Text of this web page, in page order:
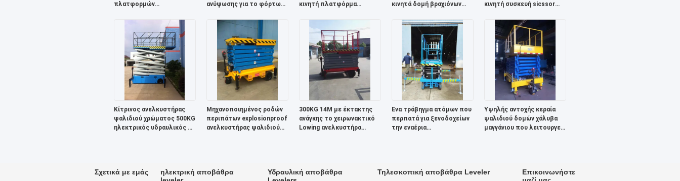
πλατφορμών
παλετών αποβαθρών
φόρτωσης
ανύψωσης για το φόρτωμα
κινητή πλατφόρμα
κινητά δομή βραχιόνων
πλατφορμών
1800*1000mm
κινητή συσκευή sicssor
Κίτρινος ανελκυστήρας
ψαλιδιού χρώματος 500KG
ηλεκτρικός υδραυλικός με
Μηχανοποιημένος ροδών
περιπάτων explosionproof
ανελκυστήρας ψαλιδιού
300KG 14M με έκτακτης
ανάγκης το χειρωνακτικό
Lowing ανελκυστήρα
Ένα τράβηγμα ατόμων που
περπατά για ξενοδοχείων
την εναέρια
Υψηλής αντοχής κεραία
ψαλιδιού δομών χάλυβα
μαγγάνιου που λειτουργεί
Σχετικά με εμάς
ηλεκτρική αποβάθρα
Υδραυλική αποβάθρα
Τηλεσκοπική αποβάθρα Leveler
Επικοινωνήστε